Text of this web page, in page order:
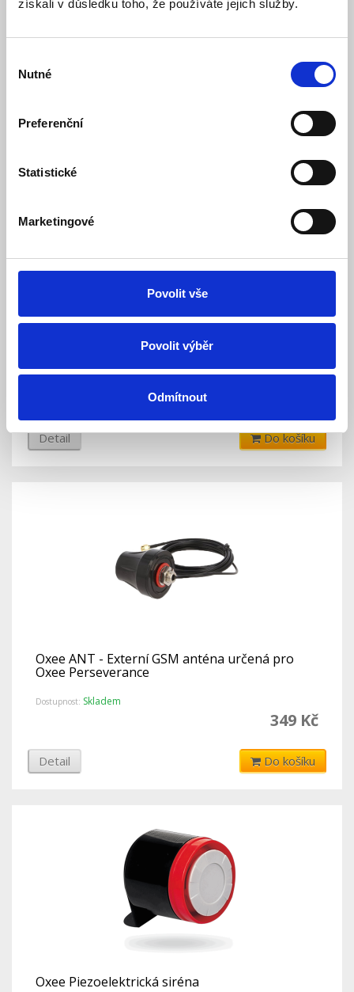
získali v důsledku toho, že používáte jejich služby.
souhlasu
Nutné
Preferenční
Statistické
Marketingové
Povolit vše
Povolit výběr
Odmítnout
Oxee - Externí teplotní snímač
249 Kč
Detail Do košíku
Skladem
Detail Do košíku
Oxee ANT - Externí GSM anténa určená pro
Oxee Perseverance
Dostupnost: Skladem
349 Kč
Detail Do košíku
Oxee Piezoelektrická siréna